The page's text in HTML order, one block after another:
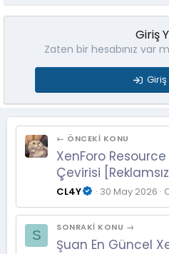
Giriş
Zaten bir hesabınız var
← ÖNCEKI KONU
XenForo
Çevirisi [Reklamsız]
CL4Y 30 May 2026
S
SONRAKI KONU →
Şuan En Güncel